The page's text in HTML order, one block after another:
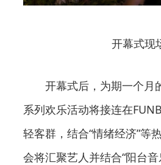
开幕式现
开幕式后，为期一个月
系列欢乐活动将接连在
轻客群，结合“情绪经济”等
会将汇聚艺人并结合“阳台